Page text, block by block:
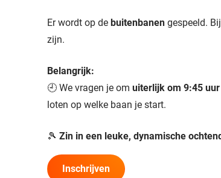
Er wordt op de buitenbanen gespeeld.
zijn.
Belangrijk:
🕘 We vragen je om uiterlijk om 9:45
loten op welke baan je start.
🎾 Zin in een leuke, dynamische
Inschrijven